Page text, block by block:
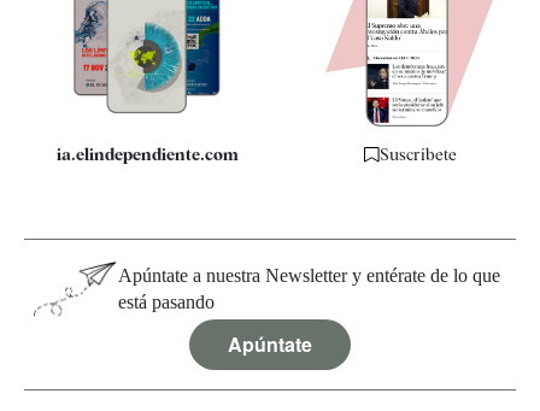
Quiénes somos
Especificaciones
ia.elindependiente.com Suscríbete
Apúntate a nuestra Newsletter y entérate de lo que
está pasando
Apúntate